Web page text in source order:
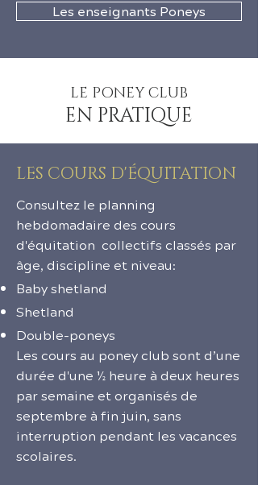
Les enseignants Poneys
LE PONEY CLUB
EN PRATIQUE
LES COURS D'ÉQUITATION
Consultez le planning
hebdomadaire des cours
d'équitation collectifs classés par
âge, discipline et niveau:
Baby shetland
Shetland
Double-poneys
Les cours au poney club sont d’une
durée d'une ½ heure à deux heures
par semaine et organisés de
septembre à fin juin, sans
interruption pendant les vacances
scolaires.